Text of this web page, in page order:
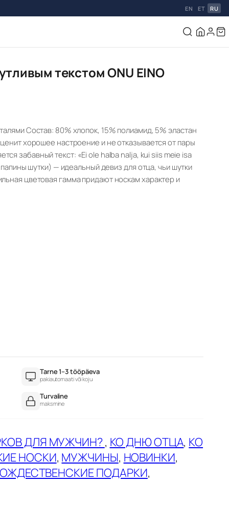
EN ET RU
текстом ONU EINO
Состав: 80% хлопок, 15% полиамид, 5% эластан
хорошее настроение и не отказывается от пары
забавный текст: «Ei ole halba nalja, kui siis meie isa
шутки) — идеальный девиз для отца, чьи шутки
цветовая гамма придают носкам характер и
Tarne 1–3 tööpäeva
pakiautomaati või koju
Turvaline
maksmine
ДЛЯ МУЖЧИН?, КО ДНЮ ОТЦА, КО
НОСКИ, МУЖЧИНЫ, НОВИНКИ
ПОДАРКИ